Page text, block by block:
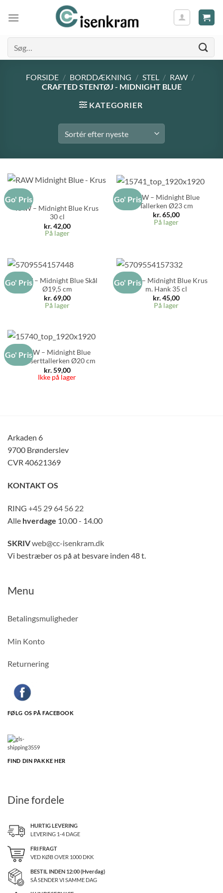
efter:
FORSIDE / BORDDÆKNING / STEL / RAW /
CRAFTED STENTØJ - MIDNIGHT BLUE
KATEGORIER
Go' Pris
RAW – Midnight Blue Krus
30 cl
kr.42,00
På lager
Go' PrisRAW – Midnight Blue
Tallerken Ø23 cm
kr.65,00
På lager
Go' PrisRAW – Midnight Blue Skål
Ø19,5 cm
kr.69,00
På lager
Go' Pris
RAW – Midnight Blue Krus
m. Hank 35 cl
kr.45,00
På lager
Go' PrisRAW – Midnight Blue
Desserttallerken Ø20 cm
kr.59,00
Ikke på lager
Arkaden 6
9700 Brønderslev
CVR 40621369
KONTAKT OS
RING +45 29 64 56 22
Alle hverdage 10.00 - 14.00
SKRIVweb@cc-isenkram.dk
Vi bestræber os på at besvare inden 48 t.
Menu
Betalingsmuligheder
Min Konto
Returnering
FØLG OS PÅ FACEBOOK
FIND DIN PAKKE HER
Dine fordele
HURTIG LEVERING
LEVERING 1-4 DAGE
FRI FRAGT
VED KØB OVER 1000DKK
BESTIL INDEN 12:00 (Hverdag)
SÅ SENDER VI SAMME DAG